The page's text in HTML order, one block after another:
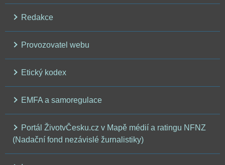
Redakce
Provozovatel webu
Etický kodex
EMFA a samoregulace
Portál ŽivotvČesku.cz v Mapě médií a ratingu NFNZ
(Nadační fond nezávislé žurnalistiky)